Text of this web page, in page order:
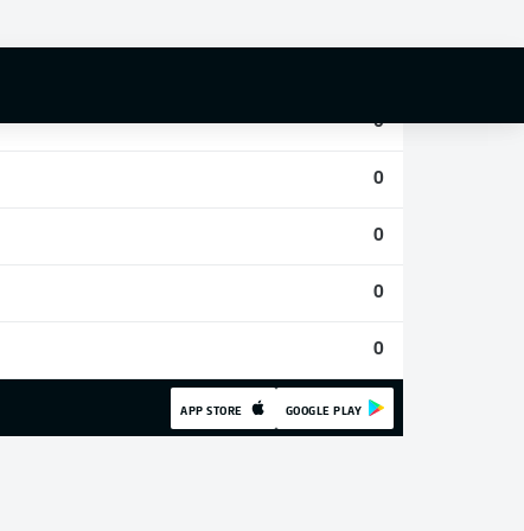
0
0
0
0
0
APP STORE GOOGLE PLAY